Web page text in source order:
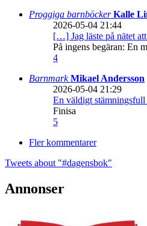
Proggiga barnböckerKalle
2026-05-04 21:44
[…] Jag läste på nätet
På ingens begäran: En
4
BarnmarkMikael Andersson
2026-05-04 21:29
En väldigt
Finisa
5
Fler kommentarer
Tweets about "#dagensbok"
Annonser